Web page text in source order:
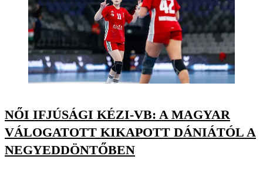
NŐI IFJÚSÁGI KÉZI-VB: A MAGYAR
VÁLOGATOTT KIKAPOTT DÁNIÁTÓL A
NEGYEDDÖNTŐBEN